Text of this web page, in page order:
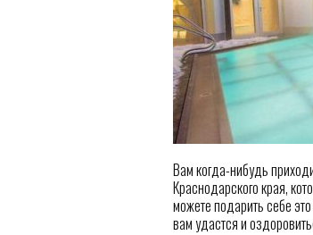
Вам когда-нибудь
Краснодарского края,
можете подарить себе
вам удастся и